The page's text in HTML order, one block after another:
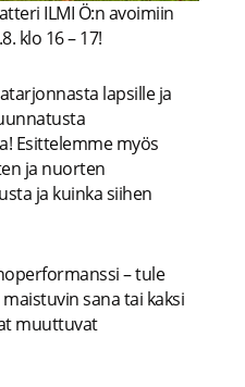
ILMI Ö:n avoimiin
klo 16 – 17!
lapsille ja
Esittelemme myös
ja nuorten
ja kuinka siihen
– tule
sana tai kaksi
muuttuvat